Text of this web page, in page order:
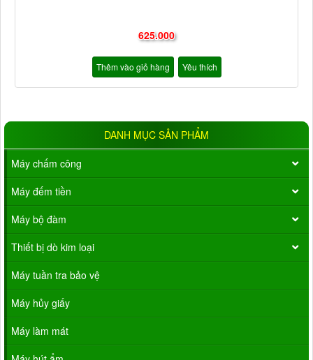
625.000
Thêm vào giỏ hàng Yêu thích
DANH MỤC SẢN PHẨM
Máy chấm công
Máy đếm tiền
Máy bộ đàm
Thiết bị dò kim loại
Máy tuần tra bảo vệ
Máy hủy giấy
Máy làm mát